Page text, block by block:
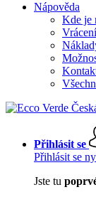
Nápověda
Kde je
Přihlásit se
Přihlásit se
Jste tu